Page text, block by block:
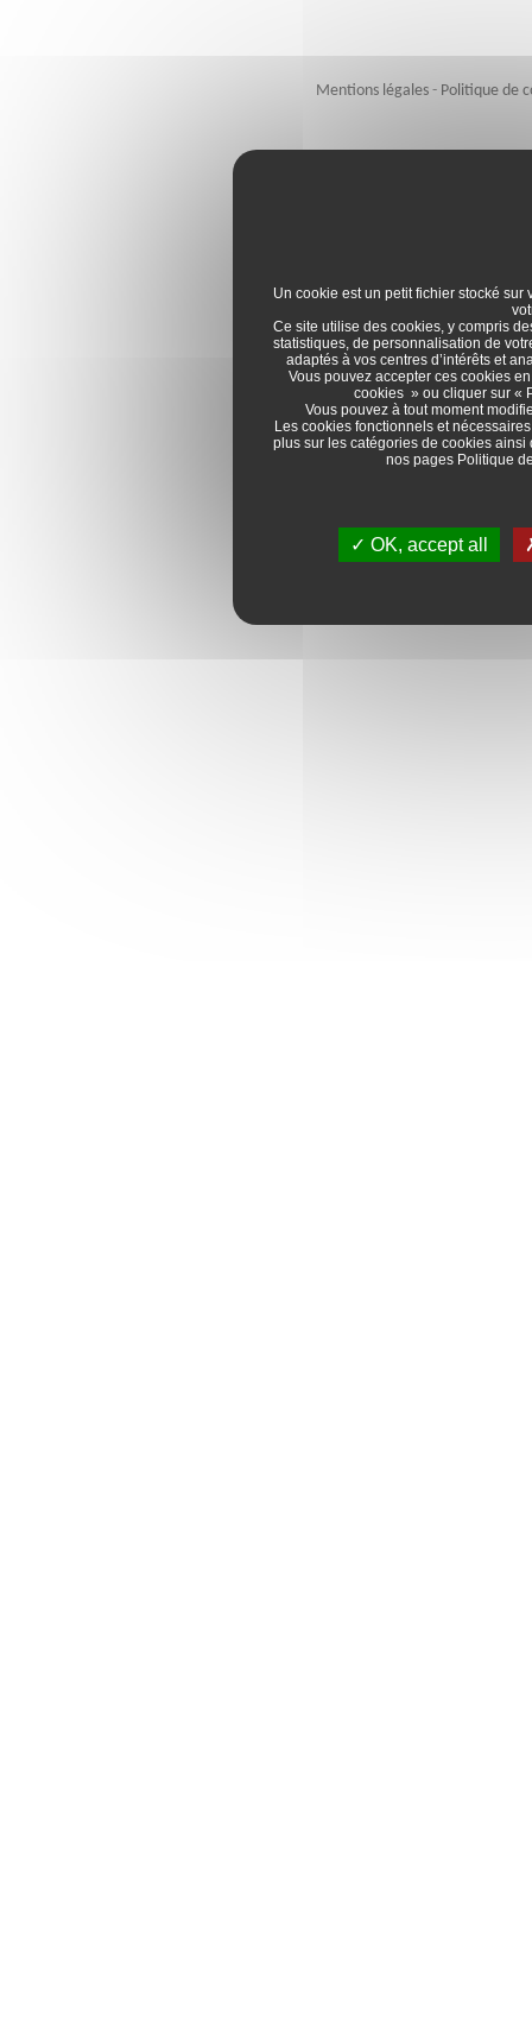
Mentions légales - Politique de
Un cookie est un petit fichier stocké
Ce site utilise des cookies, y compris
statistiques, de personnalisation de
adaptés à vos centres d’intérêts et
Vous pouvez accepter ces cookies
cookies » ou cliquer sur «
Vous pouvez à tout moment
Les cookies fonctionnels et
plus sur les catégories de cookies
nos pages Politique
OK, accept all